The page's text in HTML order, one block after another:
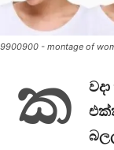
9900900 - montage of
ක